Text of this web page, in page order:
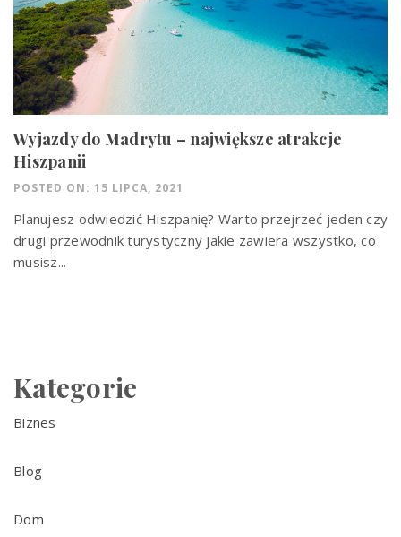
Wyjazdy do Madrytu – największe atrakcje
Hiszpanii
POSTED ON: 15 LIPCA, 2021
Planujesz odwiedzić Hiszpanię? Warto przejrzeć jeden czy
drugi przewodnik turystyczny jakie zawiera wszystko, co
musisz...
Kategorie
Biznes
Blog
Dom